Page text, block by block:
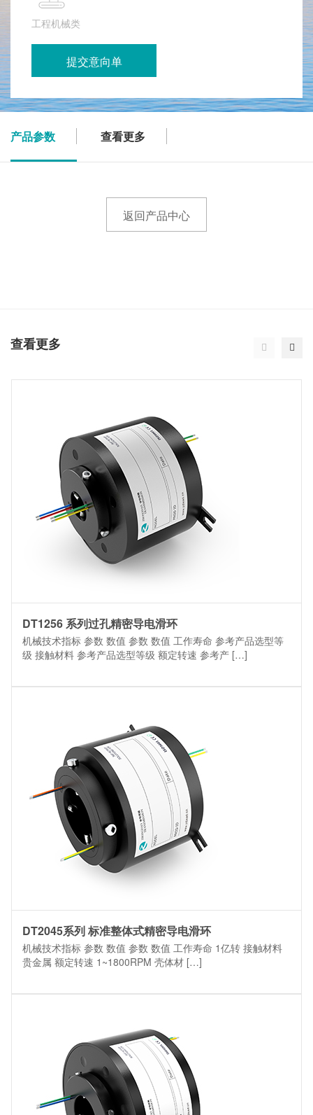
工程机械类
提交意向单
产品参数 查看更多
返回产品中心
查看更多
DT1256 系列过孔精密导电滑环
机械技术指标 参数 数值 参数 数值 工作寿命 参考产品选型等
级 接触材料 参考产品选型等级 额定转速 参考产 […]
DT2045系列 标准整体式精密导电滑环
机械技术指标 参数 数值 参数 数值 工作寿命 1亿转 接触材料
贵金属 额定转速 1~1800RPM 壳体材 […]